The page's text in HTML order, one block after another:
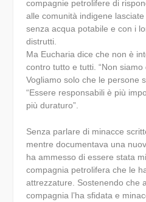
compagnie petrolifere di
alle comunità indigene
senza acqua potabile e con i
distrutti.
Ma Eucharia dice che non è
contro tutto e tutti. “Non siamo
Vogliamo solo che le persone
“Essere responsabili è più
più duraturo”.
Senza parlare di minacce
mentre documentava una
ha ammesso di essere stata
compagnia petrolifera che le
attrezzature. Sostenendo che
compagnia l’ha sfidata e